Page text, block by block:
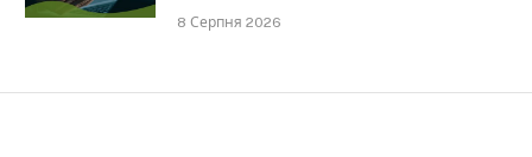
8 Серпня 2026